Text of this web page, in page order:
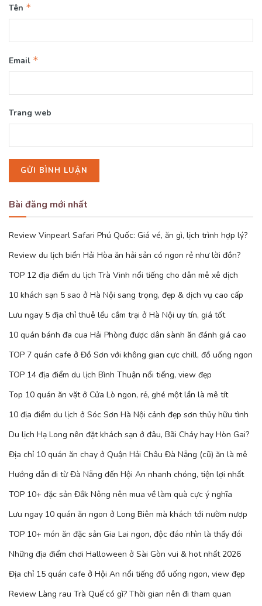
Tên *
Email *
Trang web
Bài đăng mới nhất
Review Vinpearl Safari Phú Quốc: Giá vé, ăn gì, lịch trình hợp lý?
Review du lịch biển Hải Hòa ăn hải sản có ngon rẻ như lời đồn?
TOP 12 địa điểm du lịch Trà Vinh nổi tiếng cho dân mê xê dịch
10 khách sạn 5 sao ở Hà Nội sang trọng, đẹp & dịch vụ cao cấp
Lưu ngay 5 địa chỉ thuê lều cắm trại ở Hà Nội uy tín, giá tốt
10 quán bánh đa cua Hải Phòng được dân sành ăn đánh giá cao
TOP 7 quán cafe ở Đồ Sơn với không gian cực chill, đồ uống ngon
TOP 14 địa điểm du lịch Bình Thuận nổi tiếng, view đẹp
Top 10 quán ăn vặt ở Cửa Lò ngon, rẻ, ghé một lần là mê tít
10 địa điểm du lịch ở Sóc Sơn Hà Nội cảnh đẹp sơn thủy hữu tình
Du lịch Hạ Long nên đặt khách sạn ở đâu, Bãi Cháy hay Hòn Gai?
Địa chỉ 10 quán ăn chay ở Quận Hải Châu Đà Nẵng (cũ) ăn là mê
Hướng dẫn đi từ Đà Nẵng đến Hội An nhanh chóng, tiện lợi nhất
TOP 10+ đặc sản Đắk Nông nên mua về làm quà cực ý nghĩa
Lưu ngay 10 quán ăn ngon ở Long Biên mà khách tới nườm nượp
TOP 10+ món ăn đặc sản Gia Lai ngon, độc đáo nhìn là thấy đói
Những địa điểm chơi Halloween ở Sài Gòn vui & hot nhất 2026
Địa chỉ 15 quán cafe ở Hội An nổi tiếng đồ uống ngon, view đẹp
Review Làng rau Trà Quế có gì? Thời gian nên đi tham quan